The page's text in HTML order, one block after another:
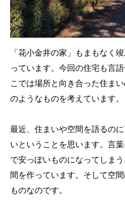
「花小金井の家」もまもなく
っています。今回の住宅も言
こでは場所と向き合った住ま
のようなものを考えています。
最近、住まいや空間を語るの
いということを思います。言
で安っぽいものになってしま
間を作っています。そして空
ものなのです。